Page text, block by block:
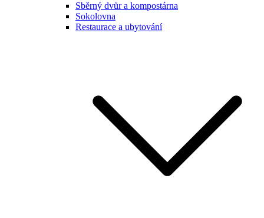
Sběrný dvůr a kompostárna
Sokolovna
Restaurace a ubytování